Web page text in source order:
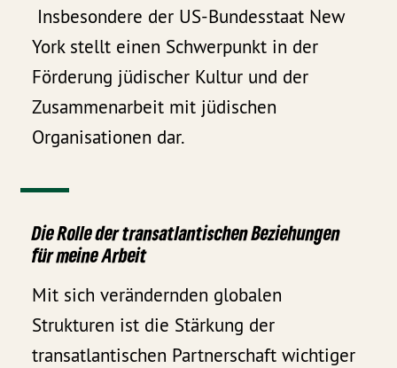
Insbesondere der US-Bundesstaat New
York stellt einen Schwerpunkt in der
Förderung jüdischer Kultur und der
Zusammenarbeit mit jüdischen
Organisationen dar.
Die Rolle der transatlantischen Beziehungen
für meine Arbeit
Mit sich verändernden globalen
Strukturen ist die Stärkung der
transatlantischen Partnerschaft wichtiger